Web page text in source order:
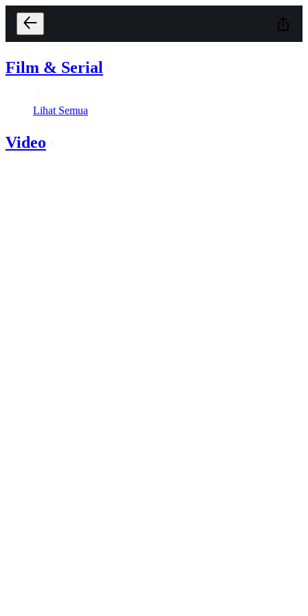
Film & Serial
Lihat Semua
Video